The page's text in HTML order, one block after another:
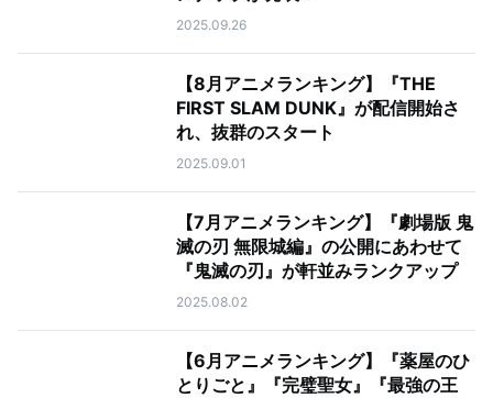
2025.09.26
【8月アニメランキング】『THE
FIRST SLAM DUNK』が配信開始さ
れ、抜群のスタート
2025.09.01
【7月アニメランキング】『劇場版 鬼
滅の刃 無限城編』の公開にあわせて
『鬼滅の刃』が軒並みランクアップ
2025.08.02
【6月アニメランキング】『薬屋のひ
とりごと』『完璧聖女』『最強の王